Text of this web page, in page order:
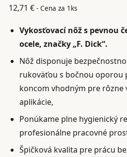
12,71 € - Cena za 1ks
Vykosťovací nôž s pevnou
ocele, značky „F. Dick“.
Nôž disponuje
rukoväťou s bočnou oporou
koncom vhodným pre rôzne
aplikácie,
Ponúkame plne hygienický
profesionálne pracovné
Špičková kvalita pre prácu